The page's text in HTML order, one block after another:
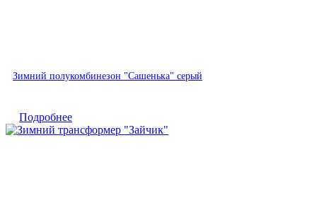
Зимний полукомбинезон "Сашенька" серый
Подробнее